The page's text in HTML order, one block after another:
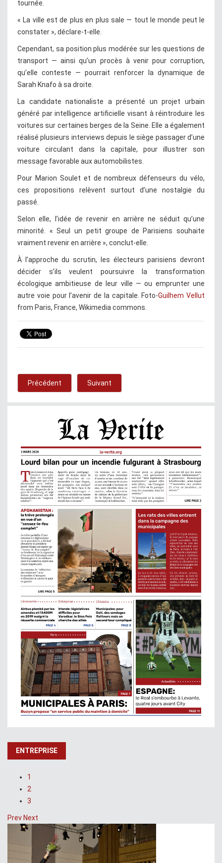
tournée.
« La ville est de plus en plus sale — tout le monde peut le
constater », déclare-t-elle.
Cependant, sa position plus modérée sur les questions de
transport — ainsi qu’un procès à venir pour corruption,
qu’elle conteste — pourrait renforcer la dynamique de
Sarah Knafo à sa droite.
La candidate nationaliste a présenté un projet urbain
généré par intelligence artificielle visant à réintroduire les
voitures sur certaines berges de la Seine. Elle a également
réalisé plusieurs interviews depuis le siège passager d’une
voiture circulant dans la capitale, pour illustrer son
message favorable aux automobilistes.
Pour Marion Soulet et de nombreux défenseurs du vélo,
ces propositions relèvent surtout d’une nostalgie du
passé.
Selon elle, l’idée de revenir en arrière ne séduit qu’une
minorité. « Seul un petit groupe de Parisiens souhaite
vraiment revenir en arrière », conclut-elle.
À l’approche du scrutin, les électeurs parisiens devront
décider s’ils veulent poursuivre la transformation
écologique ambitieuse de leur ville — ou emprunter une
autre voie pour l’avenir de la capitale. Foto-Guilhem Vellut
from Paris, France, Wikimedia commons.
Précédent Suivant
ENTREPRISE
1
2
3
Prev Next